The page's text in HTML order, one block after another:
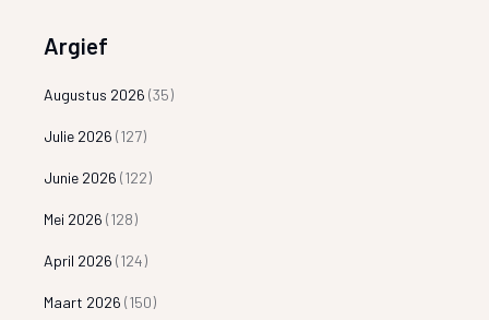
Argief
Augustus 2026 (35)
Julie 2026 (127)
Junie 2026 (122)
Mei 2026 (128)
April 2026 (124)
Maart 2026 (150)